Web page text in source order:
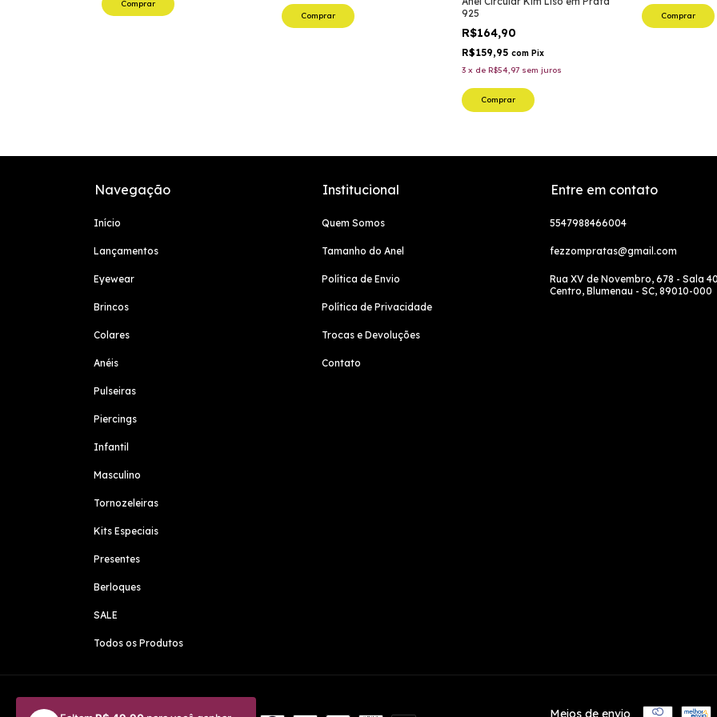
Comprar
Comprar
925
R$164,90
R$159,95 com Pix
3 x de R$54,97 sem juros
Comprar
Comprar
Navegação
Início
Lançamentos
Eyewear
Brincos
Colares
Anéis
Pulseiras
Piercings
Infantil
Masculino
Tornozeleiras
Kits Especiais
Presentes
Berloques
SALE
Todos os Produtos
Institucional
Quem Somos
Tamanho do Anel
Política de Envio
Política de Privacidade
Trocas e Devoluções
Contato
Entre em contato
5547988466004
fezzompratas@gmail.com
Rua XV de Novembro, 678 - Sala
Centro, Blumenau - SC, 89010-000
Meios de pagamento
Meios de envio